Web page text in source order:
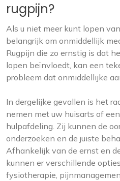
rugpijn?
Als u niet meer kunt lopen
belangrijk om onmiddellijk
Rugpijn die zo ernstig is dat
lopen beïnvloedt, kan een
probleem dat onmiddellijke
In dergelijke gevallen is het
nemen met uw huisarts of
hulpafdeling. Zij kunnen de
onderzoeken en de juiste
Afhankelijk van de ernst en
kunnen er verschillende
fysiotherapie,